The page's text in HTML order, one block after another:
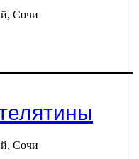
Сочи
Сочи